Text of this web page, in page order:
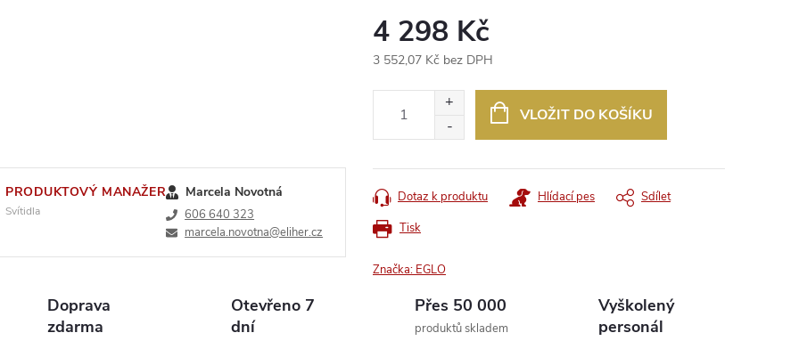
PRODUKTOVÝ MANAŽER
Svítidla
Marcela Novotná
606 640 323
marcela.novotna@eliher.cz
4 298 Kč
3 552,07 Kč bez DPH
VLOŽIT DO KOŠÍKU
Tisk
Dotaz k produktu Hlídací pes Sdílet
Značka: EGLO
Doprava
zdarma
Otevřeno 7
dní
Přes 50 000
produktů skladem
Vyškolený
personál